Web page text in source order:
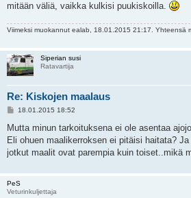
mitään väliä, vaikka kulkisi puukiskoilla.
Viimeksi muokannut ealab , 18.01.2015 21:17. Yhteensä
Siperian susi
Ratavartija
Re: Kiskojen maalaus
V
e
t
i
18.01.2015 18:52
Mutta minun tarkoituksena ei ole asentaa
Eli ohuen maalikerroksen ei pitäisi haitata? Ja
jotkut maalit ovat parempia kuin toiset..mikä
PeS
Veturinkuljettaja